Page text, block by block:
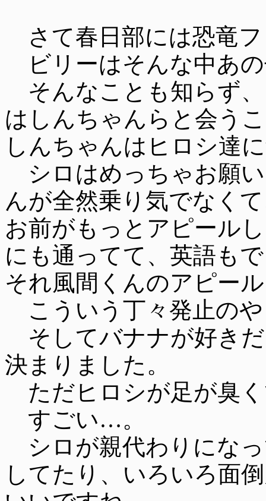
さて春日部には恐竜
ビリーはそんな中あ
そんなことも知らず
はしんちゃんらと会う
しんちゃんはヒロシ達
シロはめっちゃお願
んが全然乗り気でなく
お前がもっとアピール
にも通ってて、英語も
それ風間くんのアピー
こういう丁々発止の
そしてバナナが好き
決まりました。
ただヒロシが足が臭
すごい…。
シロが親代わりにな
してたり、いろいろ面